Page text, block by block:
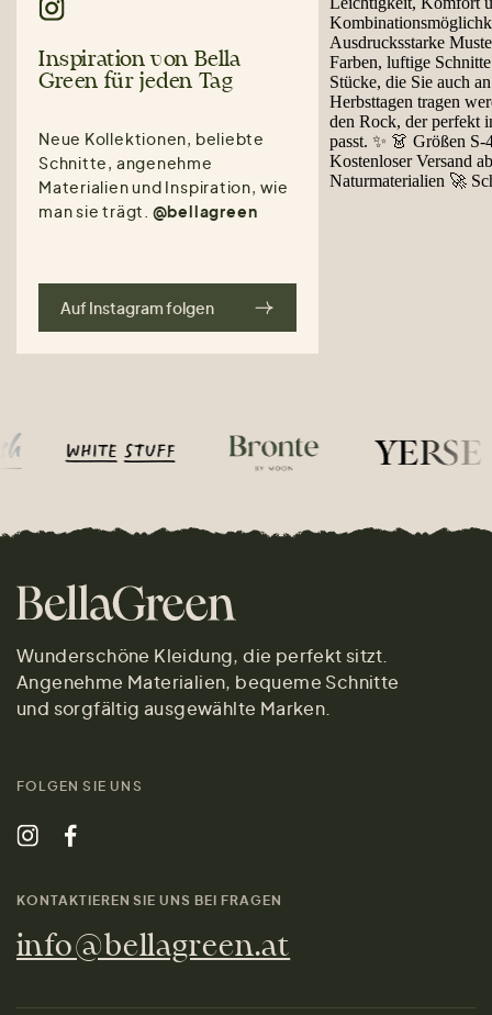
Inspiration von Bella
Green für jeden Tag
Neue Kollektionen, beliebte
Schnitte, angenehme
Materialien und Inspiration, wie
man sie trägt. @bellagreen
Auf Instagram folgen
Wunderschöne Kleidung, die perfekt sitzt.
Angenehme Materialien, bequeme Schnitte
und sorgfältig ausgewählte Marken.
FOLGEN SIE UNS
KONTAKTIEREN SIE UNS BEI FRAGEN
info@bellagreen.at